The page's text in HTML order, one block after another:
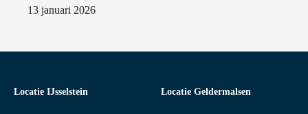
13 januari 2026
Locatie IJsselstein Locatie Geldermalsen